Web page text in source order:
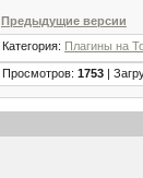
Предыдущие версии
Категория: Плагины на
Просмотров: 1753 |